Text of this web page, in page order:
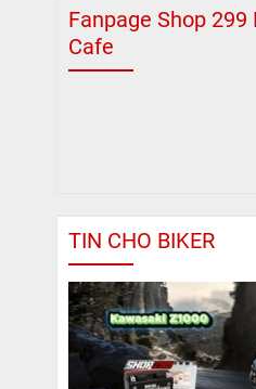
Fanpage Shop
Cafe
TIN CHO BIKER